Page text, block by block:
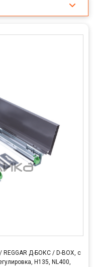
Д-БОКС / D-BOX, с
H135, NL400,